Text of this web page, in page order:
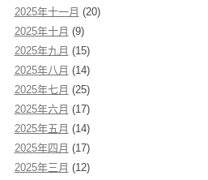
2025年十一月 (20)
2025年十月 (9)
2025年九月 (15)
2025年八月 (14)
2025年七月 (25)
2025年六月 (17)
2025年五月 (14)
2025年四月 (17)
2025年三月 (12)